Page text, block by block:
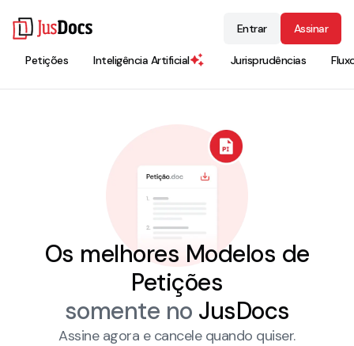
Petições Inteligência Artificial Jurisprudências
Entrar Assinar
Os melhores Modelos de
Petições
somente no JusDocs
Assine agora e cancele quando quiser.